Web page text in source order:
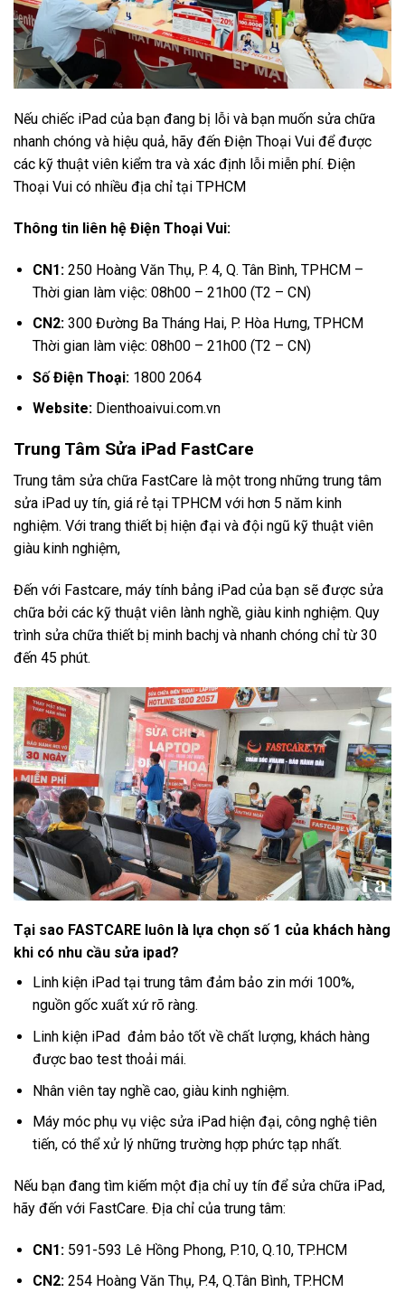
Nếu chiếc iPad của bạn đang bị lỗi và bạn muốn sửa chữa
nhanh chóng và hiệu quả, hãy đến Điện Thoại Vui để được
các kỹ thuật viên kiểm tra và xác định lỗi miễn phí. Điện
Thoại Vui có nhiều địa chỉ tại TPHCM
Thông tin liên hệ Điện Thoại Vui:
CN1:250 Hoàng Văn Thụ, P. 4, Q. Tân Bình, TPHCM –
Thời gian làm việc: 08h00 – 21h00 (T2 – CN)
CN2:300 Đường Ba Tháng Hai, P. Hòa Hưng, TPHCM
Thời gian làm việc: 08h00 – 21h00 (T2 – CN)
Số Điện Thoại: 1800 2064
Website: Dienthoaivui.com.vn
Trung Tâm Sửa iPad FastCare
Trung tâm sửa chữa FastCare là một trong những trung tâm
sửa iPad uy tín, giá rẻ tại TPHCM với hơn 5 năm kinh
nghiệm. Với trang thiết bị hiện đại và đội ngũ kỹ thuật viên
giàu kinh nghiệm,
Đến với Fastcare, máy tính bảng iPad của bạn sẽ được sửa
chữa bởi các kỹ thuật viên lành nghề, giàu kinh nghiệm. Quy
trình sửa chữa thiết bị minh bachj và nhanh chóng chỉ từ 30
đến 45 phút.
Tại sao FASTCARE luôn là lựa chọn số 1 của khách hàng
khi có nhu cầu sửa ipad?
Linh kiện iPad tại trung tâm đảm bảo zin mới 100%,
nguồn gốc xuất xứ rõ ràng.
Linh kiện iPad đảm bảo tốt về chất lượng, khách hàng
được bao test thoải mái.
Nhân viên tay nghề cao, giàu kinh nghiệm.
Máy móc phụ vụ việc sửa iPad hiện đại, công nghệ tiên
tiến, có thể xử lý những trường hợp phức tạp nhất.
Nếu bạn đang tìm kiếm một địa chỉ uy tín để sửa chữa iPad,
hãy đến với FastCare. Địa chỉ của trung tâm:
CN1:591-593 Lê Hồng Phong, P.10, Q.10, TP.HCM
CN2:254 Hoàng Văn Thụ, P.4, Q.Tân Bình, TP.HCM